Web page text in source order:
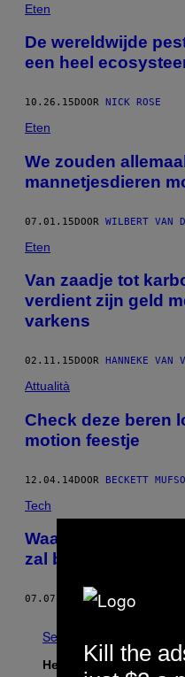
Eten
De wereldwijde
een heel
10.26.15 DOOR NICK ROSE
Eten
We zouden
mannetjesdieren
07.01.15DOOR WILBERT VAN
Eten
Van zaadje tot
verdient zijn geld
varkens
02.11.15 DOOR HANNEKE VAN
Attualità
Check deze beren
motion feestje
12.04.14DOOR BECKETT
Tech
Waarom de
zal bestaan uit
07.07.14 DOOR BECKY
See All
Het LaatsteKill the